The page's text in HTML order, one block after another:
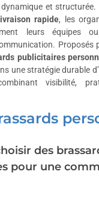
et structurée.
livraison rapide, les
leurs équipes
Proposés
publicitaires
une stratégie durable d’
visibilité,
des
pour une